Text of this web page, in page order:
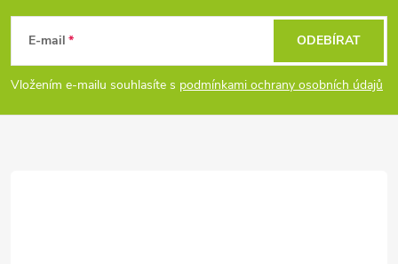
p
a
E-mail
Vložením e-mailu souhlasíte s podmínkami ochrany osobních údajů
ODEBÍRAT